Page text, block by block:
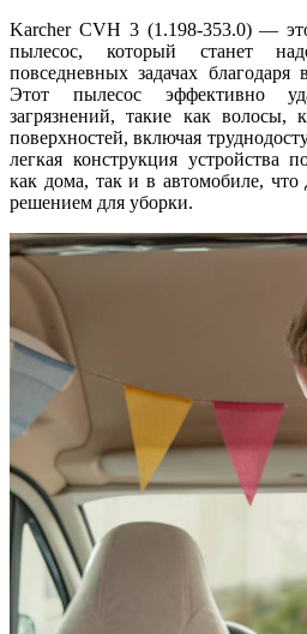
Karcher CVH 3 (1.198-353.0) —
пылесос, который станет
повседневных задачах благодаря
Этот пылесос эффективно
загрязнений, такие как
поверхностей, включая
легкая конструкция устройства
как дома, так и в автомобиле, что
решением для уборки.